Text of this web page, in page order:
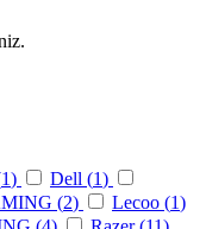
1) Dell (1)
(2) Lecoo (1)